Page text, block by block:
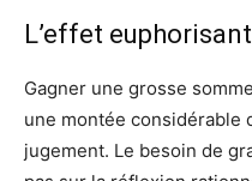
L’effet
Gagner une grosse
une montée considérable
jugement. Le besoin de